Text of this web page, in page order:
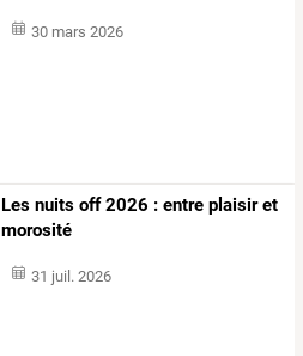
30 mars 2026
Les nuits off 2026 : entre plaisir et
morosité
31 juil. 2026